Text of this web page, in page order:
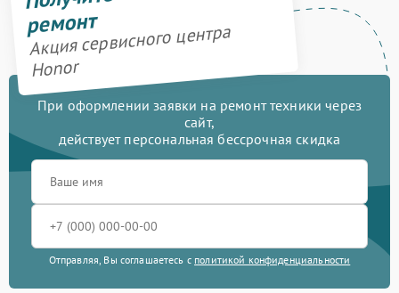
ремонт
Акция сервисного центра
Honor
При оформлении заявки на ремонт техники через
сайт,
действует персональная бессрочная скидка
Отправляя, Вы соглашаетесь с политикой конфиденциальности